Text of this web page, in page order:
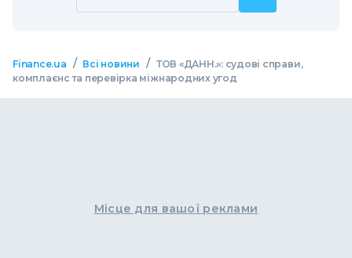
Finance.ua / Всі новини / ТОВ «ДАНН.»: судові справи,
комплаєнс та перевірка міжнародних угод
Місце для вашої реклами